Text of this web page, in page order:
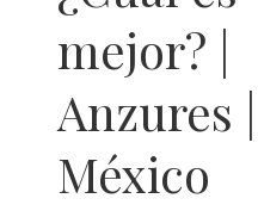
mejor? |
Anzures |
México